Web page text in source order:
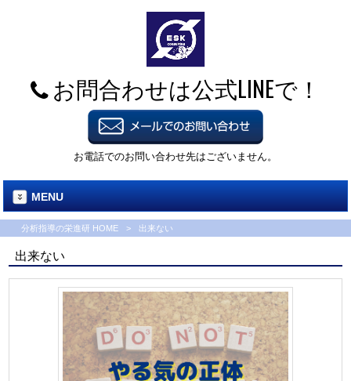
お問合わせは公式LINEで！
お電話でのお問い合わせ先はございません。
MENU
分析指導の栄進研 HOME > 出来ない
出来ない